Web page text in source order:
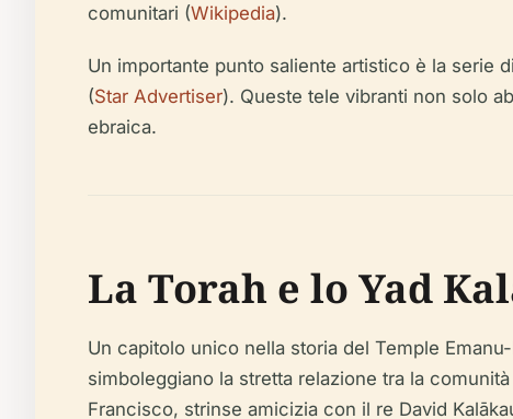
comunitari (Wikipedia).
Un importante punto saliente artistico è la serie
(Star Advertiser). Queste tele vibranti non solo
ebraica.
La Torah e lo Yad
Un capitolo unico nella storia del Temple
simboleggiano la stretta relazione tra la
Francisco, strinse amicizia con il re David